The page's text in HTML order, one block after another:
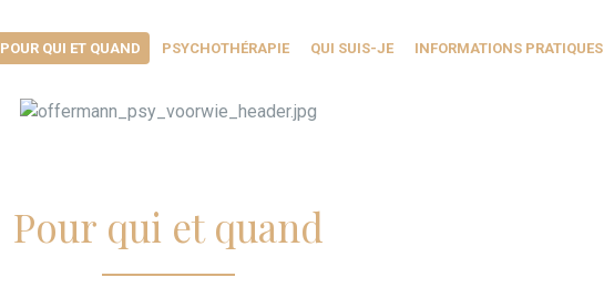
POUR QUI ET QUAND PSYCHOTHÉRAPIE QUI SUIS-JE INFORMATIONS PRATIQUES
Pour qui et quand